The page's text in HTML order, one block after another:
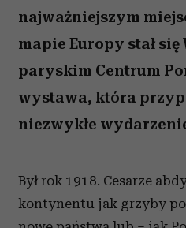
najważniejszym
mapie Europy stał się
paryskim Centrum
wystawa, która
niezwykłe
Był rok 1918. Cesarze
kontynentu jak grzyby po